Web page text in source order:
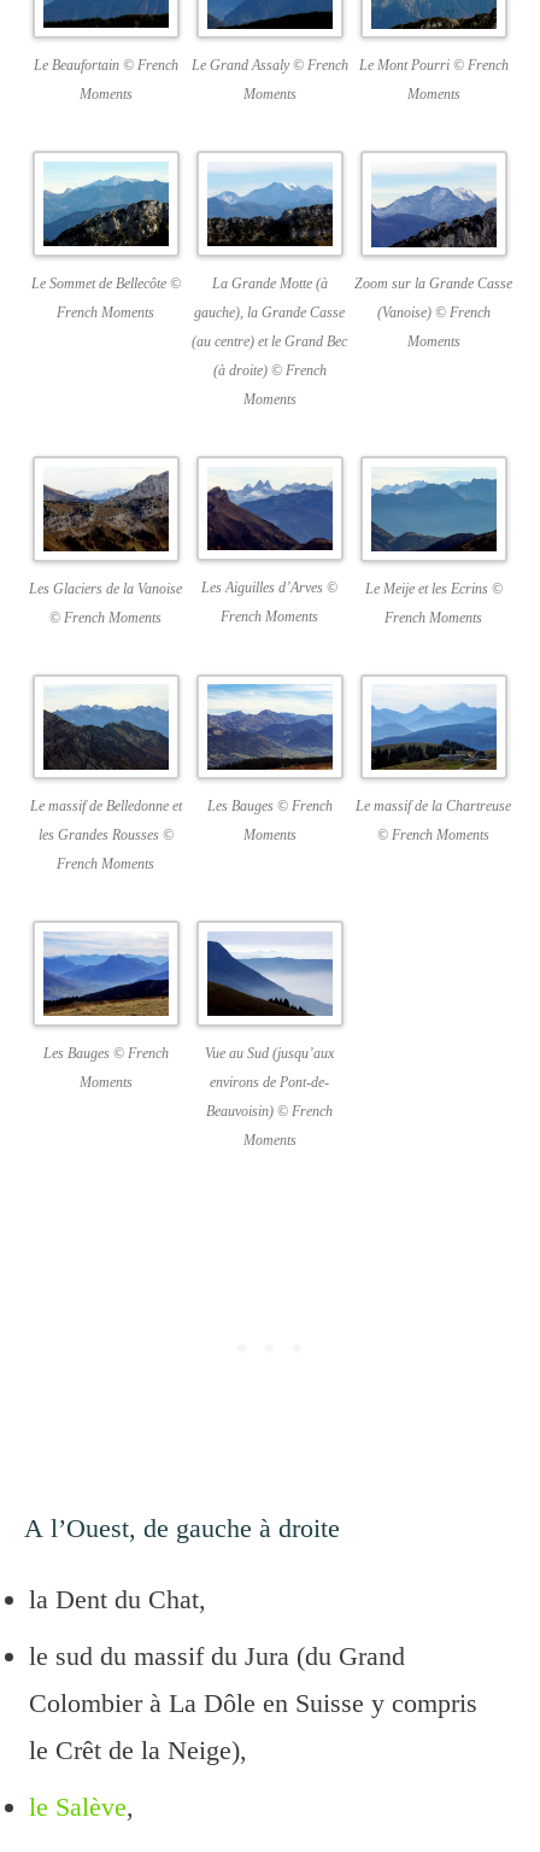
Le Beaufortain © French
Moments
Le Grand Assaly © French
Moments
Le Mont Pourri © French
Moments
Le Sommet de Bellecôte ©
French Moments
La Grande Motte (à
gauche), la Grande Casse
(au centre) et le Grand Bec
(à droite) © French
Moments
Zoom sur la Grande Casse
(Vanoise) © French
Moments
Les Glaciers de la Vanoise
© French Moments
Les Aiguilles d’Arves ©
French Moments
Le Meije et les Ecrins ©
French Moments
Le massif de Belledonne et
les Grandes Rousses ©
French Moments
Les Bauges © French
Moments
Le massif de la Chartreuse
© French Moments
Les Bauges © French
Moments
Vue au Sud (jusqu’aux
environs de Pont-de-
Beauvoisin) © French
Moments
A l’Ouest, de gauche à droite
la Dent du Chat,
le sud du massif du Jura (du Grand
Colombier à La Dôle en Suisse y compris
le Crêt de la Neige),
le Salève,